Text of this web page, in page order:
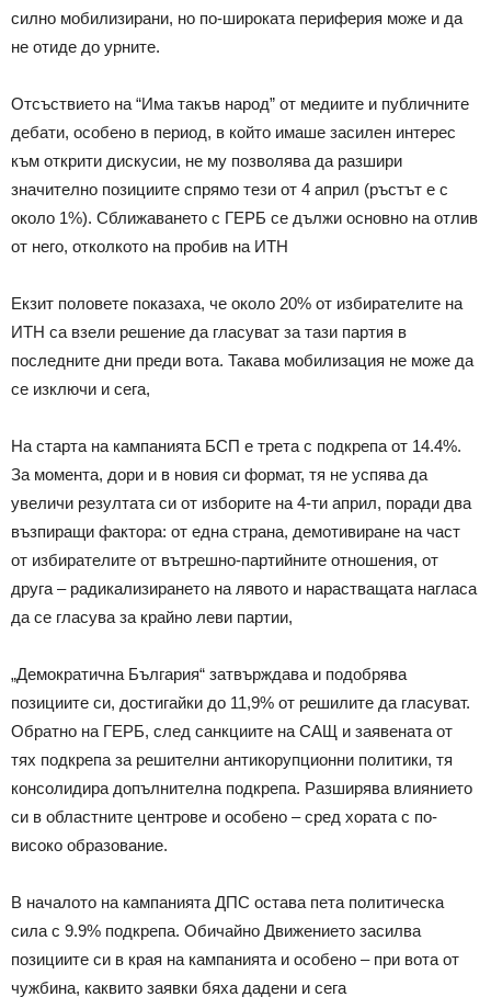
силно мобилизирани, но по-широката периферия може и да
не отиде до урните.
Отсъствието на “Има такъв народ” от медиите и публичните
дебати, особено в период, в който имаше засилен интерес
към открити дискусии, не му позволява да разшири
значително позициите спрямо тези от 4 април (ръстът е с
около 1%). Сближаването с ГЕРБ се дължи основно на отлив
от него, отколкото на пробив на ИТН
Екзит половете показаха, че около 20% от избирателите на
ИТН са взели решение да гласуват за тази партия в
последните дни преди вота. Такава мобилизация не може да
се изключи и сега,
На старта на кампанията БСП е трета с подкрепа от 14.4%.
За момента, дори и в новия си формат, тя не успява да
увеличи резултата си от изборите на 4-ти април, поради два
възпиращи фактора: от една страна, демотивиране на част
от избирателите от вътрешно-партийните отношения, от
друга – радикализирането на лявото и нарастващата нагласа
да се гласува за крайно леви партии,
„Демократична България“ затвърждава и подобрява
позициите си, достигайки до 11,9% от решилите да гласуват.
Обратно на ГЕРБ, след санкциите на САЩ и заявената от
тях подкрепа за решителни антикорупционни политики, тя
консолидира допълнителна подкрепа. Разширява влиянието
си в областните центрове и особено – сред хората с по-
високо образование.
В началото на кампанията ДПС остава пета политическа
сила с 9.9% подкрепа. Обичайно Движението засилва
позициите си в края на кампанията и особено – при вота от
чужбина, каквито заявки бяха дадени и сега